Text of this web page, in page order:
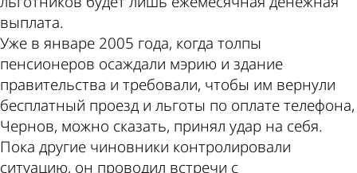
выплата.
Уже в январе 2005 года, когда толпы
пенсионеров осаждали мэрию и здание
правительства и требовали, чтобы им вернули
бесплатный проезд и льготы по оплате телефона,
Чернов, можно сказать, принял удар на себя.
Пока другие чиновники контролировали
ситуацию, он проводил встречи с